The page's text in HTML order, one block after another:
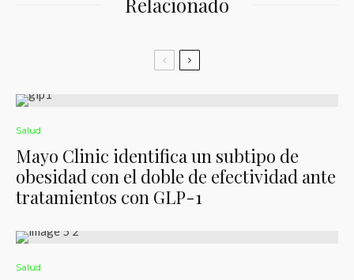
Salud
Mayo Clinic identifica un subtipo de
obesidad con el doble de efectividad ante
tratamientos con GLP-1
Salud